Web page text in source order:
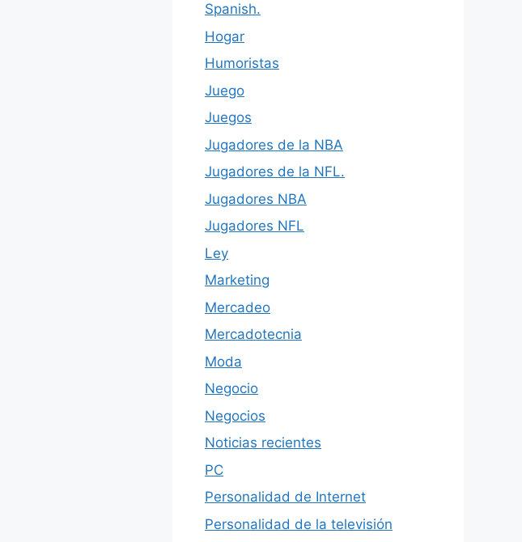
Spanish.
Hogar
Humoristas
Juego
Juegos
Jugadores de la NBA
Jugadores de la NFL.
Jugadores NBA
Jugadores NFL
Ley
Marketing
Mercadeo
Mercadotecnia
Moda
Negocio
Negocios
Noticias recientes
PC
Personalidad de Internet
Personalidad de la televisión